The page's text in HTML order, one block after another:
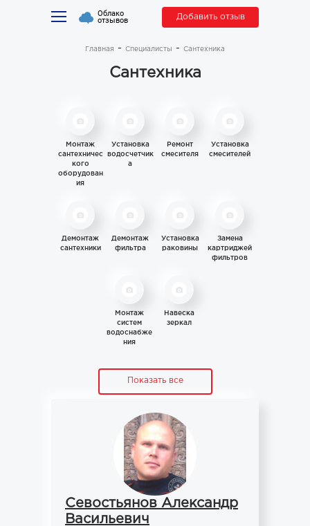
Облако
отзывов Добавить отзыв
Главная Специалисты Сантехника
Сантехника
Монтаж
сантехничес
кого
оборудован
ия
Установка
водосчетчик
а
Ремонт
смесителя
Установка
смесителей
Демонтаж
сантехники
Демонтаж
фильтра
Установка
раковины
Замена
картриджей
фильтров
Монтаж
систем
водоснабже
ния
Навеска
зеркал
Показать все
Севостьянов Александр
Васильевич